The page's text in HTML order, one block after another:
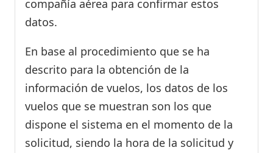
compañía aérea para confirmar estos
datos.
En base al procedimiento que se ha
descrito para la obtención de la
información de vuelos, los datos de los
vuelos que se muestran son los que
dispone el sistema en el momento de la
solicitud, siendo la hora de la solicitud y